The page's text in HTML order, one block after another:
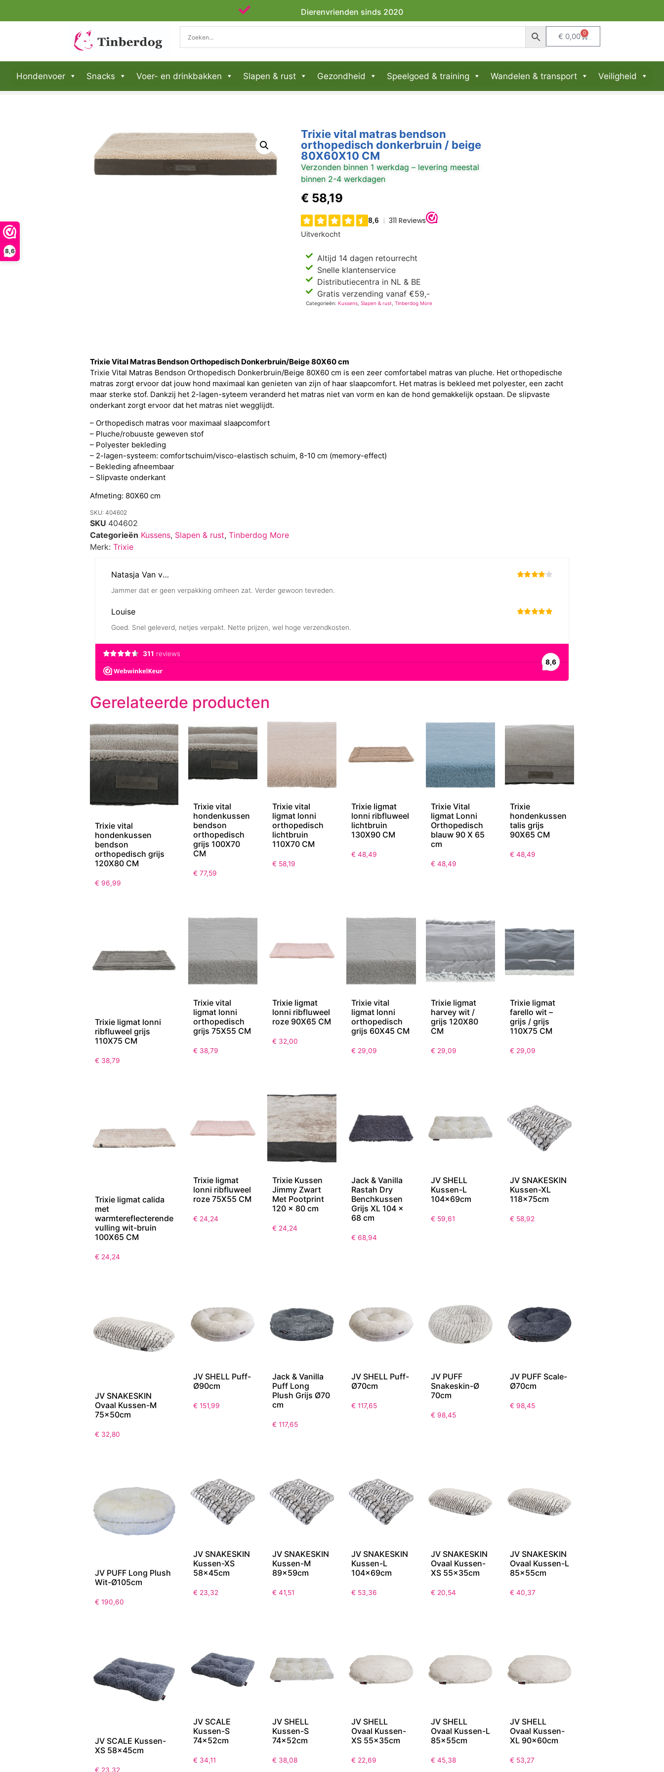
8,6
Dierenvrienden sinds 2020
€ 0,00 0
Hondenvoer Snacks Voer- en drinkbakken Slapen & rust Gezondheid Speelgoed & training Wandelen & transport Veiligheid
Trixie vital matras bendson
orthopedisch donkerbruin / beige
80X60X10 CM
Verzonden binnen 1 werkdag – levering meestal
binnen 2-4 werkdagen
€ 58,19
Uitverkocht
Altijd 14 dagen retourrecht
Snelle klantenservice
Distributiecentra in NL & BE
Gratis verzending vanaf €59,-
Categorieën:Kussens ,Slapen & rust ,Tinberdog More
Trixie Vital Matras Bendson Orthopedisch Donkerbruin/Beige 80X60 cm
Trixie Vital Matras Bendson Orthopedisch Donkerbruin/Beige 80X60 cm is een zeer comfortabel matras van pluche. Het orthopedische
matras zorgt ervoor dat jouw hond maximaal kan genieten van zijn of haar slaapcomfort. Het matras is bekleed met polyester, een zacht
maar sterke stof. Dankzij het 2-lagen-syteem veranderd het matras niet van vorm en kan de hond gemakkelijk opstaan. De slipvaste
onderkant zorgt ervoor dat het matras niet wegglijdt.
– Orthopedisch matras voor maximaal slaapcomfort
– Pluche/robuuste geweven stof
– Polyester bekleding
– 2-lagen-systeem: comfortschuim/visco-elastisch schuim, 8-10 cm (memory-effect)
– Bekleding afneembaar
– Slipvaste onderkant
Afmeting: 80X60 cm
SKU: 404602
SKU 404602
Categorieën Kussens, Slapen & rust, Tinberdog More
Merk: Trixie
Gerelateerde producten
Trixie vital
hondenkussen
bendson
orthopedisch grijs
120X80 CM
€ 96,99
Trixie vital
hondenkussen
bendson
orthopedisch
grijs 100X70
CM
€ 77,59
Trixie vital
ligmat lonni
orthopedisch
lichtbruin
110X70 CM
€ 58,19
Trixie ligmat
lonni ribfluweel
lichtbruin
130X90 CM
€ 48,49
Trixie Vital
ligmat Lonni
Orthopedisch
blauw 90 X 65
cm
€ 48,49
Trixie
hondenkussen
talis grijs
90X65 CM
€ 48,49
Trixie ligmat lonni
ribfluweel grijs
110X75 CM
€ 38,79
Trixie vital
ligmat lonni
orthopedisch
grijs 75X55 CM
€ 38,79
Trixie ligmat
lonni ribfluweel
roze 90X65 CM
€ 32,00
Trixie vital
ligmat lonni
orthopedisch
grijs 60X45 CM
€ 29,09
Trixie ligmat
harvey wit /
grijs 120X80
CM
€ 29,09
Trixie ligmat
farello wit –
grijs / grijs
110X75 CM
€ 29,09
Trixie ligmat calida
met
warmtereflecterende
vulling wit-bruin
100X65 CM
€ 24,24
Trixie ligmat
lonni ribfluweel
roze 75X55 CM
€ 24,24
Trixie Kussen
Jimmy Zwart
Met Pootprint
120 x 80 cm
€ 24,24
Jack & Vanilla
Rastah Dry
Benchkussen
Grijs XL 104 x
68 cm
€ 68,94
JV SHELL
Kussen-L
104x69cm
€ 59,61
JV SNAKESKIN
Kussen-XL
118x75cm
€ 58,92
JV SNAKESKIN
Ovaal Kussen-M
75x50cm
€ 32,80
JV SHELL Puff-
Ø90cm
€ 151,99
Jack & Vanilla
Puff Long
Plush Grijs Ø70
cm
€ 117,65
JV SHELL Puff-
Ø70cm
€ 117,65
JV PUFF
Snakeskin-Ø
70cm
€ 98,45
JV PUFF Scale-
Ø70cm
€ 98,45
JV PUFF Long Plush
Wit-Ø105cm
€ 190,60
JV SNAKESKIN
Kussen-XS
58x45cm
€ 23,32
JV SNAKESKIN
Kussen-M
89x59cm
€ 41,51
JV SNAKESKIN
Kussen-L
104x69cm
€ 53,36
JV SNAKESKIN
Ovaal Kussen-
XS 55x35cm
€ 20,54
JV SNAKESKIN
Ovaal Kussen-L
85x55cm
€ 40,37
JV SCALE Kussen-
XS 58x45cm
€ 23,32
JV SCALE
Kussen-S
74x52cm
€ 34,11
JV SHELL
Kussen-S
74x52cm
€ 38,08
JV SHELL
Ovaal Kussen-
XS 55x35cm
€ 22,69
JV SHELL
Ovaal Kussen-L
85x55cm
€ 45,38
JV SHELL
Ovaal Kussen-
XL 90x60cm
€ 53,27